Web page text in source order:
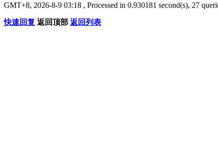
GMT+8, 2026-8-9 03:18 , Processed in 0.930181 second(s), 27
快速回复 返回顶部 返回列表